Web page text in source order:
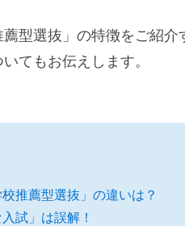
型選抜」の特徴をご紹
てもお伝えします。
推薦型選抜」の違いは？
試」は誤解！